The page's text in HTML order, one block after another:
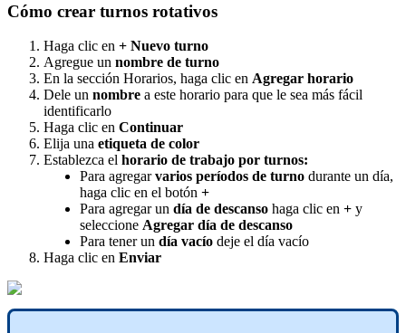
Cómo crear turnos rotativos
Haga clic en + Nuevo turno
Agregue un nombre de turno
En la sección Horarios, haga clic en Agregar horario
Dele un nombre a este horario para que le sea más fácil
identificarlo
Haga clic en Continuar
Elija una etiqueta de color
Establezca el horario de trabajo por turnos:
Para agregar varios períodos de turno durante un día,
haga clic en el botón +
Para agregar un día de descanso haga clic en + y
seleccione Agregar día de descanso
Para tener un día vacío deje el día vacío
Haga clic en Enviar